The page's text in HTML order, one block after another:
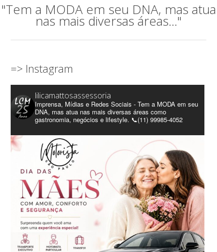
"Tem a MODA em seu DNA, mas atua
nas mais diversas áreas..."
=> Instagram
lilicamattosassessoria
Imprensa, Mídias e Redes Sociais - Tem a MODA em seu
DNA, mas atua nas mais diversas áreas como
gastronomia, negócios e lifestyle. 📞(11) 99985-4052